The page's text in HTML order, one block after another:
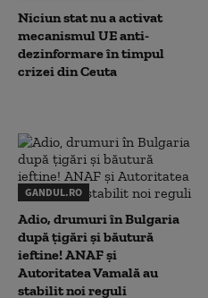
Niciun stat nu a activat
mecanismul UE anti-
dezinformare în timpul
crizei din Ceuta
GANDUL.RO
Adio, drumuri în Bulgaria
după țigări și băutură
ieftine! ANAF și
Autoritatea Vamală au
stabilit noi reguli